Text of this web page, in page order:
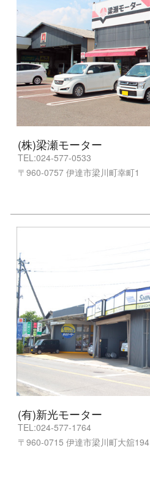
(株)梁瀬モーター
TEL:024-577-0533
〒960-0757 伊達市梁川町幸町1
(有)新光モーター
TEL:024-577-1764
〒960-0715 伊達市梁川町大舘194